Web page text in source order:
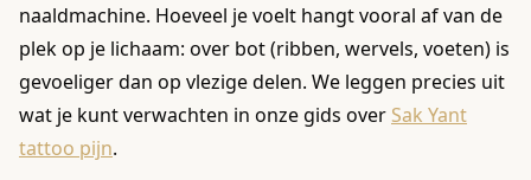
naaldmachine. Hoeveel je voelt hangt vooral af van de
plek op je lichaam: over bot (ribben, wervels, voeten) is
gevoeliger dan op vlezige delen. We leggen precies uit
wat je kunt verwachten in onze gids over Sak Yant
tattoo pijn.